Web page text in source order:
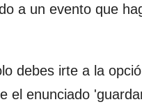
a un evento que
debes irte a la
el enunciado